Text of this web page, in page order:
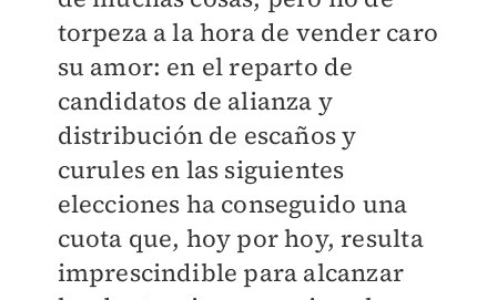
torpeza a la hora de vender caro
su amor: en el reparto de
candidatos de alianza y
distribución de escaños y
curules en las siguientes
elecciones ha conseguido una
cuota que, hoy por hoy, resulta
imprescindible para alcanzar